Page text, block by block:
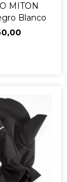
MITON
Blanco